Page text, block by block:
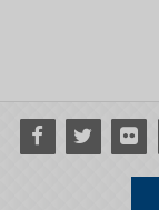
Facebook
Twitter Flickr